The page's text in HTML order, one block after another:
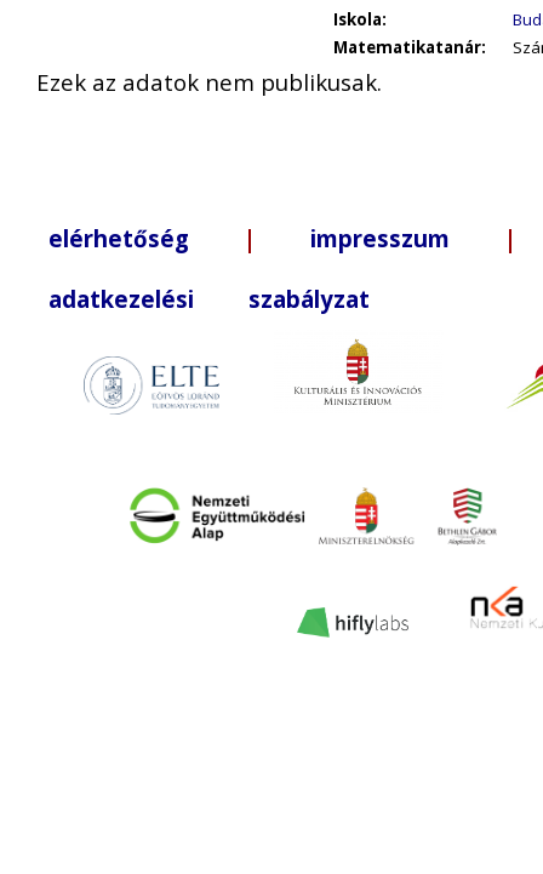
Iskola:
Matematikatanár:
Ezek az adatok nem publikusak.
elérhetőség | impresszum |
adatkezelési szabályzat